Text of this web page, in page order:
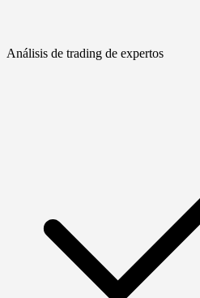
Análisis de trading de expertos